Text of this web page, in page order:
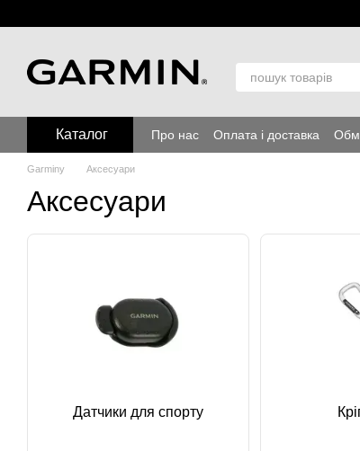
Каталог Про нас Оплата і доставка
Garminy Аксесуари
Аксесуари
Датчики для спорту